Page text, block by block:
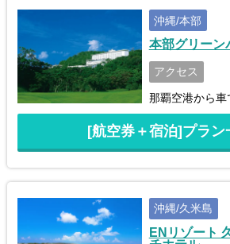
沖縄/本部
本部グリーン
アクセス
那覇空港から
[航空券＋宿泊]プラン
沖縄/久米島
ENリゾート